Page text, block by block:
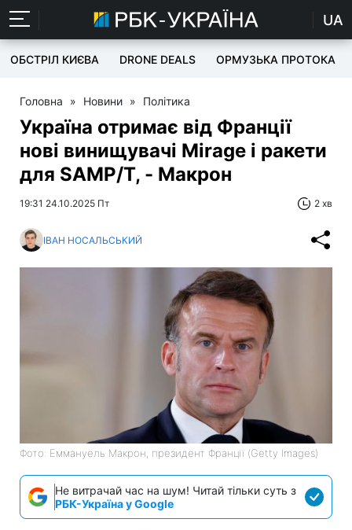
UA
ОБСТРІЛ КИЄВА DRONE DEALS ОРМУЗЬКА ПРОТОКА
Головна » Новини » Політика
Україна отримає від Франції
нові винищувачі Mirage і ракети
для SAMP/T, - Макрон
19:31 24.10.2025 Пт 2 хв
ІВАН НОСАЛЬСЬКИЙ
Фото: Еммануель Макрон, президент Франції (Getty Images)
Не витрачай час на шум! Читай тільки суть з
РБК-Україна у Google